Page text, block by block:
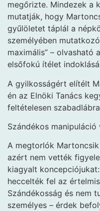
megőrizte. Mindezek a
mutatják, hogy
gyűlöletet táplál a
személyében
maximális” – olvasható
elsőfokú ítélet
A gyilkosságért elítélt
én az Elnöki Tanács
feltételesen
Szándékos
A megtorlók
azért nem vették
kiagyalt
heccelték fel az
Szándékosság és nem
személyes – érdek